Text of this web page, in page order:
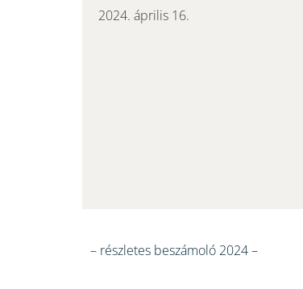
2024. április 16.
– részletes beszámoló 2024 –